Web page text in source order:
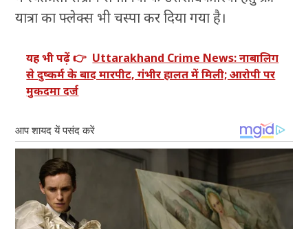
यात्रा का फ्लेक्स भी चस्पा कर दिया गया है।
यह भी पढ़ें 👉 Uttarakhand Crime News: नाबालिग
से दुष्कर्म के बाद मारपीट, गंभीर हालत में मिली; आरोपी पर
मुकदमा दर्ज